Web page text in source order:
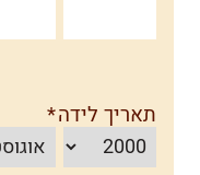
תאריך לידה